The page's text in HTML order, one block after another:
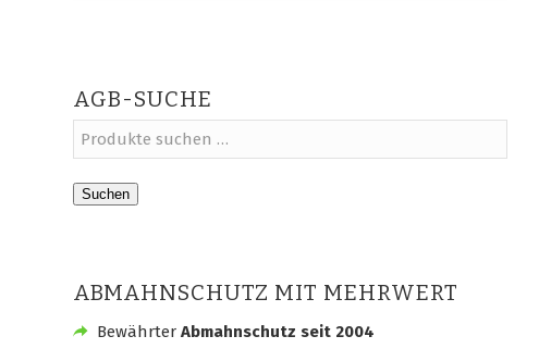
AGB-SUCHE
Suchen
ABMAHNSCHUTZ MIT MEHRWERT
BewährterAbmahnschutz seit 2004